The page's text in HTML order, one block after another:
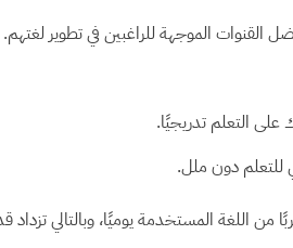
القنوات الموجهة للراغبين في تطوير لغتهم.
التعلم تدريجيًا.
للتعلم دون ملل.
من اللغة المستخدمة يوميًا، وبالتالي